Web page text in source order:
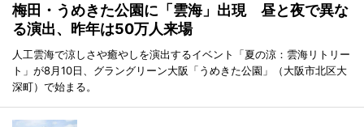
梅田・うめきた公園に「雲海」出現 昼と夜で異な
る演出、昨年は50万人来場
人工雲海で涼しさや癒やしを演出するイベント「夏の涼：雲海リトリー
ト」が8月10日、グラングリーン大阪「うめきた公園」（大阪市北区大
深町）で始まる。